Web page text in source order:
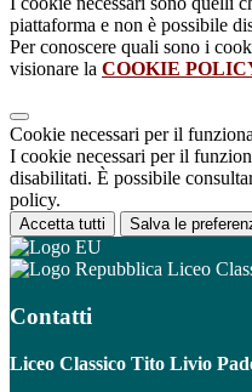
piattaforma e non è possibile
Per conoscere quali sono i
visionare la COOKIE
Cookie necessari per il
I cookie necessari per il
disabilitati. È possibile
policy.
Accetta tutti Salva le
Liceo
Contatti
Liceo Classico Tito Livio